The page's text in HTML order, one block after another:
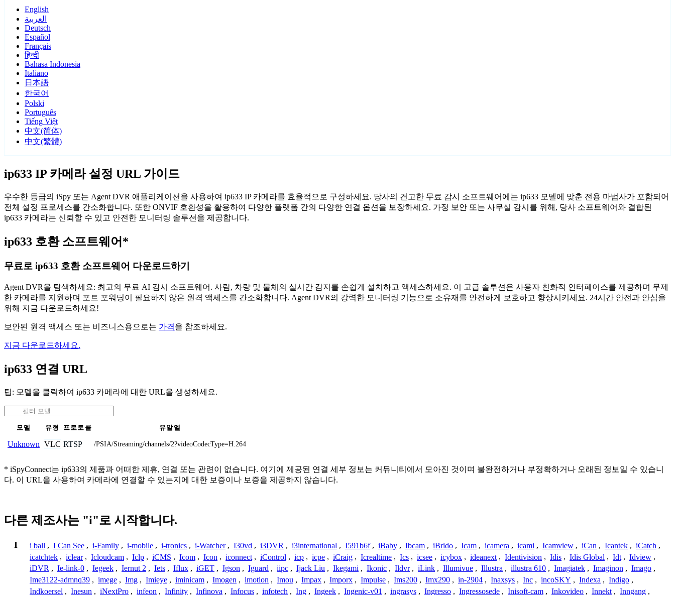
English
العربية
Deutsch
Español
Français
हिन्दी
Bahasa Indonesia
Italiano
日本語
한국어
Polski
Português
Tiếng Việt
中文(简体)
中文(繁體)
ip633 IP 카메라 설정 URL 가이드
우수한 등급의 iSpy 또는 Agent DVR 애플리케이션을 사용하여 ip633 IP 카메라를 효율적으로 구성하세요. 당사의 견고한 무료 감시 소프트웨어에는 ip633 모델에 맞춘 전용 마법사가 포함되어
전체 설정 프로세스를 간소화합니다. 또한 ONVIF 호환성을 활용하여 다양한 플랫폼 간의 다양한 연결 옵션을 보장하세요. 가정 보안 또는 사무실 감시를 위해, 당사 소프트웨어와 결합된
ip633 카메라는 신뢰할 수 있고 안전한 모니터링 솔루션을 제공합니다.
ip633 호환 소프트웨어*
무료로 ip633 호환 소프트웨어 다운로드하기
Agent DVR을 탐색하세요: 최고의 무료 AI 감시 소프트웨어. 사람, 차량 및 물체의 실시간 감지를 손쉽게 설치하고 액세스하세요. 이 고급 솔루션은 사용자 친화적 인터페이스를 제공하며 무제
한 카메라를 지원하며 포트 포워딩이 필요하지 않은 원격 액세스를 간소화합니다. Agent DVR의 강력한 모니터링 기능으로 소유재를 안전하게 보호하고 향상시키세요. 24시간 안전과 안심을
위해 지금 다운로드하세요!
보안된 원격 액세스 또는 비즈니스용으로는 가격을 참조하세요.
지금 다운로드하세요.
ip633 연결 URL
팁: 모델을 클릭하여 ip633 카메라에 대한 URL을 생성하세요.
모델 유형 프로토콜 유알엘
Unknown VLC RTSP /PSIA/Streaming/channels/2?videoCodecType=H.264
* iSpyConnect는 ip633의 제품과 어떠한 제휴, 연결 또는 관련이 없습니다. 여기에 제공된 연결 세부 정보는 커뮤니티에서 모아진 것이며 불완전하거나 부정확하거나 오래된 정보일 수 있습니
다. 이 URL을 사용하여 카메라에 연결할 수 있는지에 대한 보증이나 보증을 제공하지 않습니다.
다른 제조사는 "i"로 시작합니다.
I i ball , I Can See , i-Family , i-mobile , i-tronics , i-Watcher , I30vd , i3DVR , i3international , I591b6f , iBaby , Ibcam , iBrido , Icam , icamera , icami , Icamview , iCan , Icantek , iCatch ,
icatchtek , iclear , Icloudcam , Iclp , iCMS , Icom , Icon , iconnect , iControl , icp , icpe , iCraig , Icrealtime , Ics , icsee , icybox , ideanext , Identivision , Idis , Idis Global , Idt , Idview ,
iDVR , Ie-link-0 , Iegeek , Iernut 2 , Iets , Iflux , iGET , Igson , Iguard , iipc , Ijack Liu , Ikegami , Ikonic , Ildvr , iLink , Illumivue , Illustra , illustra 610 , Imagiatek , Imaginon , Imago ,
Ime3122-admnq39 , imege , Img , Imieye , iminicam , Imogen , imotion , Imou , Impax , Imporx , Impulse , Ims200 , Imx290 , in-2904 , Inaxsys , Inc , incoSKY , Indexa , Indigo ,
Indkoersel , Inesun , iNextPro , infeon , Infinity , Infinova , Infocus , infotech , Ing , Ingeek , Ingenic-v01 , ingrasys , Ingresso , Ingressosede , Inisoft-cam , Inkovideo , Innekt , Inngang ,